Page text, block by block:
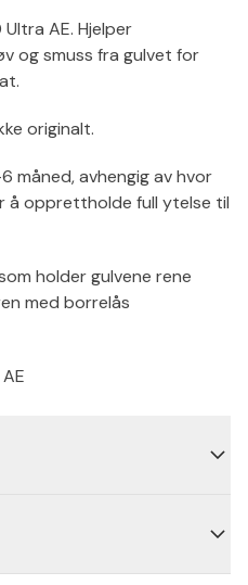
AE. Hjelper
og smuss fra gulvet for
originalt.
måned, avhengig av hvor
å opprettholde full ytelse til
holder gulvene rene
med borrelås